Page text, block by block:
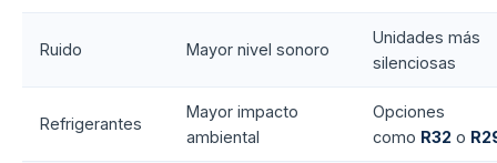
Ruido Mayor nivel sonoro
Unidades más
silenciosas
Refrigerantes
Mayor impacto
ambiental
Opciones
como R32 o